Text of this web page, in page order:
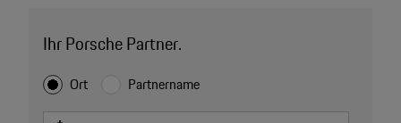
Ihr Porsche Partner.
Ort Partnername